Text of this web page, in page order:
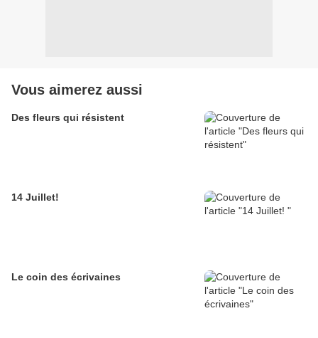
Vous aimerez aussi
Des fleurs qui résistent
14 Juillet!
Le coin des écrivaines